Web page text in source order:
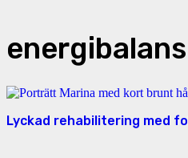
energibalans
Lyckad rehabilitering med